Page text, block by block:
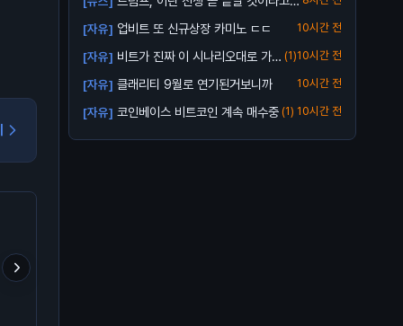
전망
[자유] 업비트 또 신규상장 카미노 ㄷㄷ 10시간 전
[자유] 비트가 진짜 이 시나리오대로 가
줄까?
(1)10시간 전
[자유] 클래리티 9월로 연기된거보니까 10시간 전
[자유] 코인베이스 비트코인 계속 매수중 (1) 10시간 전